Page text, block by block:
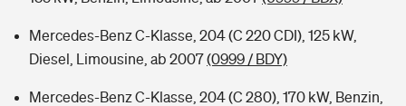
Mercedes-Benz C-Klasse, 204 (C 220 CDI), 125 kW,
Diesel, Limousine, ab 2007(0999 / BDY)
Mercedes-Benz C-Klasse, 204 (C 280), 170 kW, Benzin,